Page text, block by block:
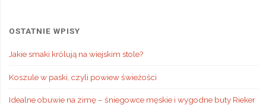
OSTATNIE WPISY
Jakie smaki królują na wiejskim stole?
Koszule w paski, czyli powiew świeżości
Idealne obuwie na zimę – śniegowce męskie i wygodne buty Rieker